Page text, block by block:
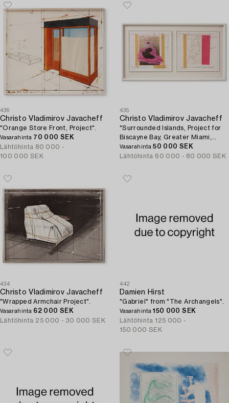
436
Christo Vladimirov Javacheff
"Orange Store Front, Project".
Vasarahinta 70 000 SEK
Lähtöhinta 80 000 -
100 000 SEK
435
Christo Vladimirov Javacheff
"Surrounded Islands, Project for
Biscayne Bay, Greater Miami,
Florida".
Vasarahinta50 000 SEK
Lähtöhinta 60 000 - 80 000 SEK
434
Christo Vladimirov Javacheff
"Wrapped Armchair Project".
Vasarahinta 62 000 SEK
Lähtöhinta 25 000 - 30 000 SEK
442
Damien Hirst
"Gabriel" from "The Archangels".
Vasarahinta150 000 SEK
Lähtöhinta 125 000 -
150 000 SEK